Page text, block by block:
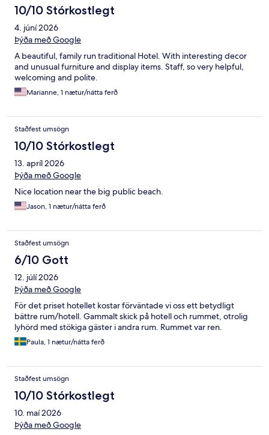
10/10 Stórkostlegt
4. júní 2026
Þýða með Google
A beautiful, family run traditional Hotel. With interesting decor
and unusual furniture and display items. Staff, so very helpful,
welcoming and polite.
Marianne, 1 nætur/nátta ferð
Staðfest umsögn
10/10 Stórkostlegt
13. apríl 2026
Þýða með Google
Nice location near the big public beach.
Jason, 1 nætur/nátta ferð
Staðfest umsögn
6/10 Gott
12. júlí 2026
Þýða með Google
För det priset hotellet kostar förväntade vi oss ett betydligt
bättre rum/hotell. Gammalt skick på hotell och rummet, otrolig
lyhörd med stökiga gäster i andra rum. Rummet var ren.
Paula, 1 nætur/nátta ferð
Staðfest umsögn
10/10 Stórkostlegt
10. maí 2026
Þýða með Google